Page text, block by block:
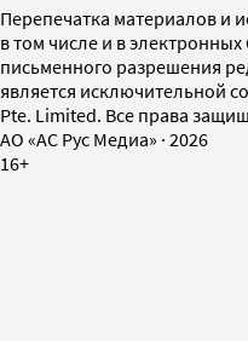
Перепечатка материалов и
в том числе и в
письменного разрешения
является исключительной
Pte. Limited. Все права
AO «АС Рус Медиа» · 2026
16+